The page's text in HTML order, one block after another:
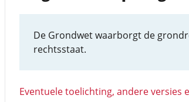
De Grondwet waarborgt de
rechtsstaat.
Eventuele toelichting, andere